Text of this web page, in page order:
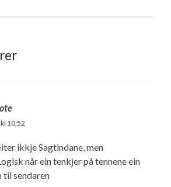
10:52
ikkje Sagtindane, men
når ein tenkjer på tennene ein
til sendaren